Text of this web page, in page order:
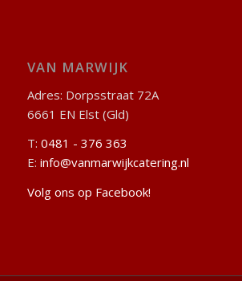
VAN MARWIJK
Adres: Dorpsstraat 72A
6661 EN Elst (Gld)
T: 0481 - 376 363
E: info@vanmarwijkcatering.nl
Volg ons op Facebook!